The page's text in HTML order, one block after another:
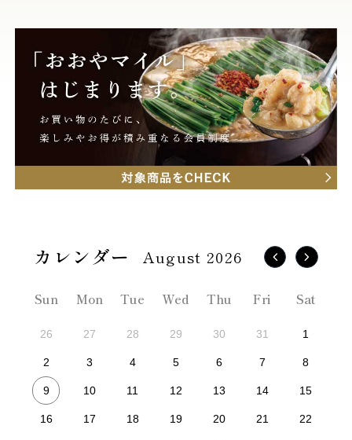
August 2026
Sun Mon Tue Wed Thu Fri Sat
26 27 28 29 30 31 1
2 3 4 5 6 7 8
9 10 11 12 13 14 15
16 17 18 19 20 21 22